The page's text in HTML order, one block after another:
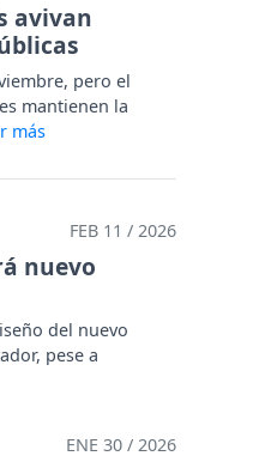
avivan
pero el
mantienen la
FEB 11 / 2026
nuevo
del nuevo
pese a
ENE 30 / 2026